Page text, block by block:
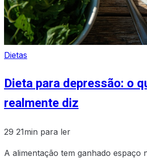
Dietas
Dieta para depressão: o
realmente diz
29 21min para ler
A alimentação tem ganhado espaço